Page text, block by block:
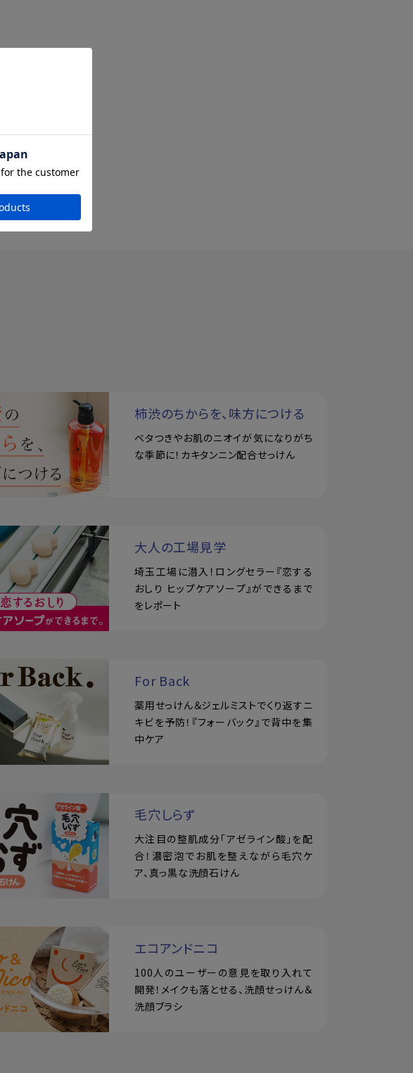
柿渋のちからを、味方につける
ベタつきやお肌のニオイが気になりがち
な季節に！カキタンニン配合せっけん
大人の工場見学
埼玉工場に潜入！ロングセラー『恋する
おしり ヒップケアソープ』ができるまで
をレポート
For Back
薬用せっけん＆ジェルミストでくり返すニ
キビを予防！『フォーバック』で背中を集
中ケア
毛穴しらず
大注目の整肌成分「アゼライン酸」を配
合！濃密泡でお肌を整えながら毛穴ケ
ア、真っ黒な洗顔石けん
エコアンドニコ
100人のユーザーの意見を取り入れて
開発！メイクも落とせる、洗顔せっけん＆
洗顔ブラシ